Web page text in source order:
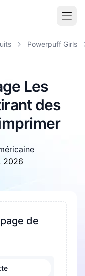
Powerpuff Girls
Les
des
2026
de